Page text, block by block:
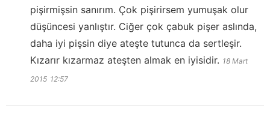
pişirmişsin sanırım. Çok pişirirsem yumuşak olur
düşüncesi yanlıştır. Ciğer çok çabuk pişer aslında,
daha iyi pişsin diye ateşte tutunca da sertleşir.
Kızarır kızarmaz ateşten almak en iyisidir. 18 Mart
2015 12:57